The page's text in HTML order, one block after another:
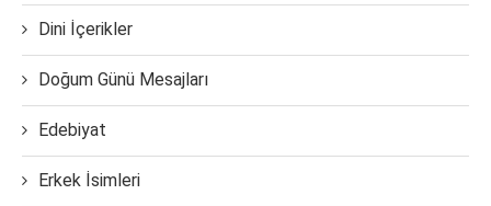
Dini İçerikler
Doğum Günü Mesajları
Edebiyat
Erkek İsimleri